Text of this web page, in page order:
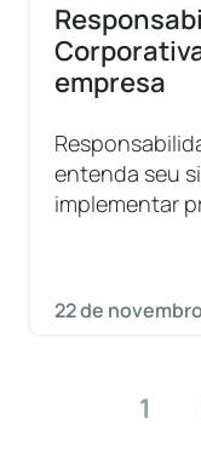
empresa
entenda seu
implementar
22 de
1